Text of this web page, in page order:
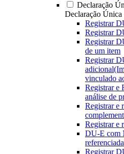
Declaração
Declaração
Registrar
Registrar
Registrar
de um item
Registrar
vinculado
Registrar e
análise de
Registrar e
Registrar e
DU-E com
Registrar